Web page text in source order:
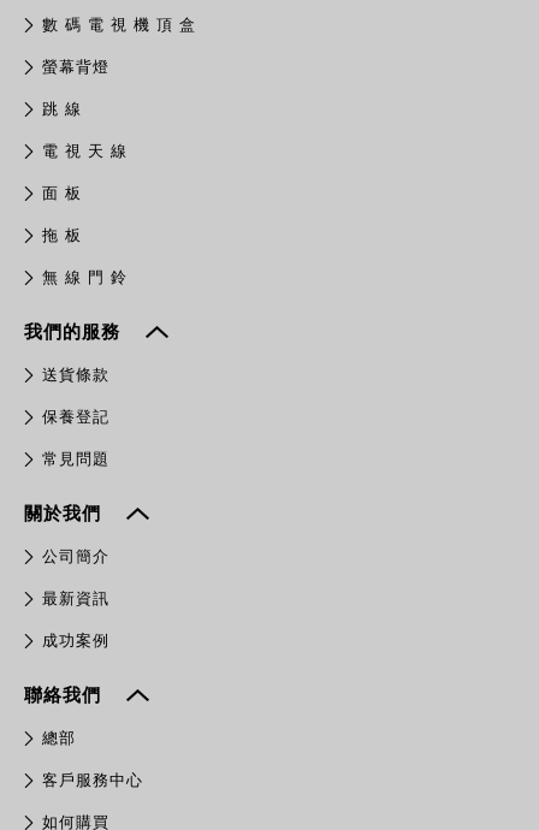
數 碼 電 視 機 頂 盒
螢幕背燈
跳 線
電 視 天 線
面 板
拖 板
無 線 門 鈴
我們的服務
送貨條款
保養登記
常見問題
關於我們
公司簡介
最新資訊
成功案例
聯絡我們
總部
客戶服務中心
如何購買